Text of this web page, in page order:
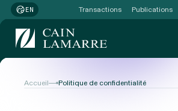
EN Transactions Publications
Accueil Politique de confidentialité